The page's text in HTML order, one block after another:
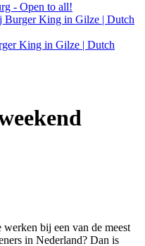
- Open to all!
Burger King in Gilze | Dutch
King in Gilze | Dutch
bij een van de meest
in Nederland? Dan is